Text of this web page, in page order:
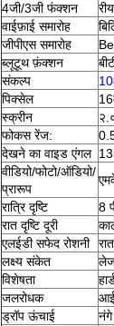
4जी/3जी फंक्शन
वाईफ़ाई समारोह
जीपीएस समारोह
ब्लूटूथ फ़ंक्शन
संकल्प
पिक्सेल
स्क्रीन
फोकस रेंज:
देखने का वाइड एंगल
वीडियो/फोटो/ऑडियो/
प्रारूप
रात्रि दृष्टि
8
रात दृष्टि दूरी
एलईडी सफेद रोशनी
लक्ष्य संकेत
विशेषता
जलरोधक
ड्रॉप ऊंचाई
नंगे